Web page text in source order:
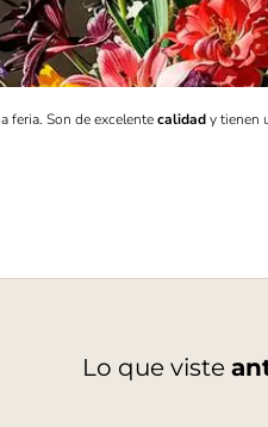
feria. Son de excelentecalidady tienen
Lo que viste